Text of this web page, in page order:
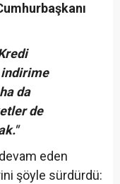
da
de
eden
şöyle sürdürdü: